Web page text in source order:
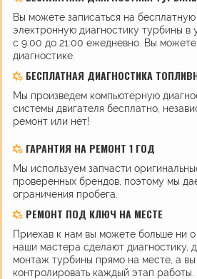
Вы можете записаться на
электронную диагностику турбины в
с 9:00 до 21:00 ежедневно. Вы можете
диагностике.
БЕСПЛАТНАЯ ДИАГНОСТИКА
Мы произведем компьютерную
системы двигателя бесплатно,
ремонт или нет!
ГАРАНТИЯ НА РЕМОНТ 1 ГОД
Мы используем запчасти
проверенных брендов, поэтому мы
ограничения пробега.
РЕМОНТ ПОД КЛЮЧ НА МЕСТЕ
Приехав к нам вы можете больше ни о
наши мастера сделают диагностику,
монтаж турбины прямо на месте, а
контролировать каждый этап работы.